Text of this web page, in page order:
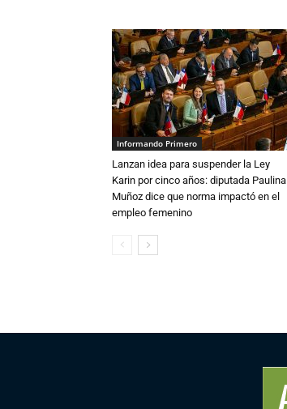
Informando Primero
Lanzan idea para suspender la Ley
Karin por cinco años: diputada Paulina
Muñoz dice que norma impactó en el
empleo femenino